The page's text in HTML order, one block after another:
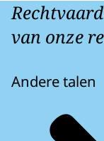
van onze
Andere talen